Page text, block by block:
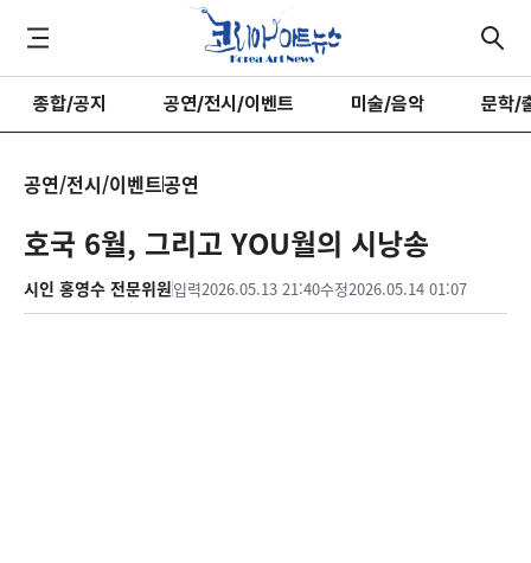
종합/공지 공연/전시/이벤트 미술/음악 문학/
공연/전시/이벤트공연
호국 6월, 그리고 YOU월의 시낭송
시인 홍영수 전문위원입력2026.05.13 21:40수정2026.05.14 01:07